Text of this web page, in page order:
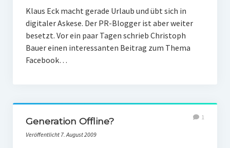
Klaus Eck macht gerade Urlaub und übt sich in
digitaler Askese. Der PR-Blogger ist aber weiter
besetzt. Vor ein paar Tagen schrieb Christoph
Bauer einen interessanten Beitrag zum Thema
Facebook…
Generation Offline?
Veröffentlicht 7. August 2009
1